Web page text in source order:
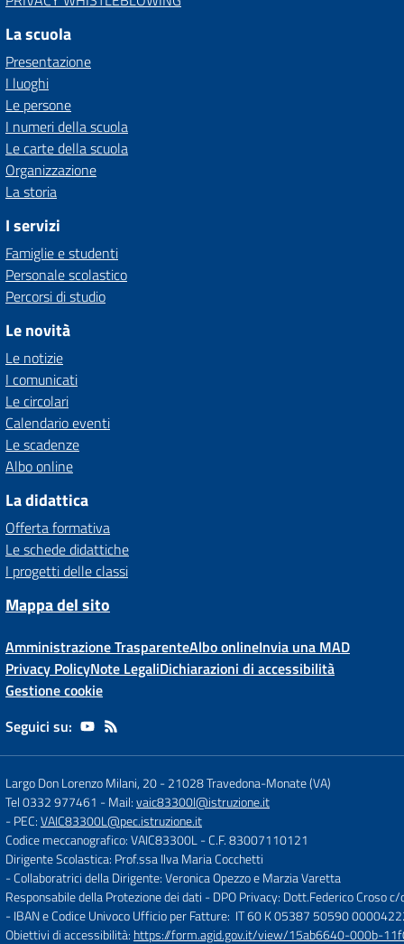
La scuola
Presentazione
I luoghi
Le persone
I numeri della scuola
Le carte della scuola
Organizzazione
La storia
I servizi
Famiglie e studenti
Personale scolastico
Percorsi di studio
Le novità
Le notizie
I comunicati
Le circolari
Calendario eventi
Le scadenze
Albo online
La didattica
Offerta formativa
Le schede didattiche
I progetti delle classi
Mappa del sito
Amministrazione TrasparenteAlbo onlineInvia una MAD
Privacy PolicyNote LegaliDichiarazioni di accessibilità
Gestione cookie
Seguici su:
Largo Don Lorenzo Milani, 20-21028 Travedona-Monate (VA)
Tel 0332 977461 - Mail:vaic83300l@istruzione.it
- PEC:VAIC83300L@pec.istruzione.it
Codice meccanografico: VAIC83300L- C.F. 83007110121
Dirigente Scolastica: Prof.ssa Ilva Maria Cocchetti
- Collaboratrici della Dirigente: Veronica Opezzo e Marzia Varetta
Responsabile della Protezione dei dati - DPO Privacy: Dott.Federico Croso
- IBAN e Codice Univoco Ufficio per Fatture: IT 60 K 05387 50590
Obiettivi di accessibilità: https://form.agid.gov.it/view/15ab6640-000b-